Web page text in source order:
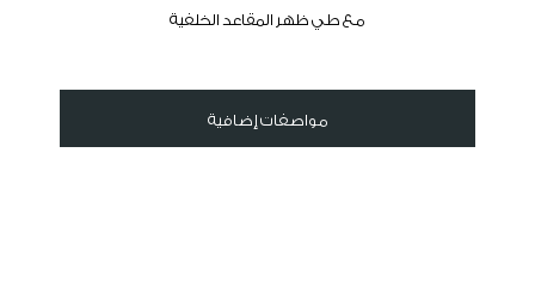
مع طي ظهر المقاعد الخلفية
مواصفات إضافية